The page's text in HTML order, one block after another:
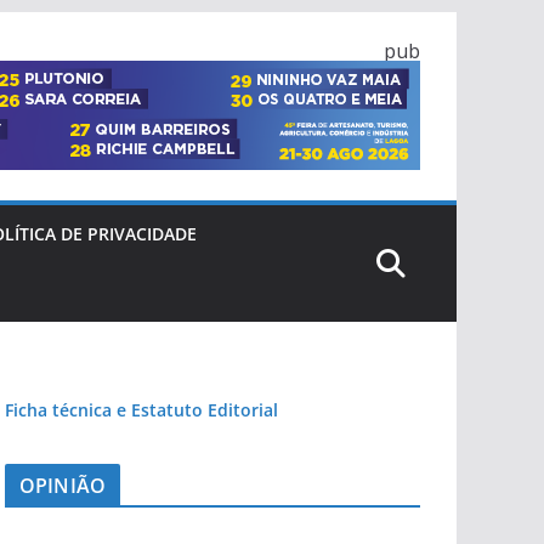
pub
DE PRIVACIDADE
Ficha técnica e Estatuto Editorial
OPINIÃO